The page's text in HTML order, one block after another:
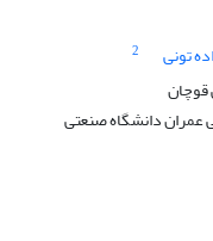
تونی
2
قوچان
دانشگاه صنعتی